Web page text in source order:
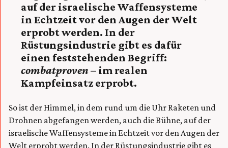
auf der israelische Waffensysteme
in Echtzeit vor den Augen der Welt
erprobt werden. In der
Rüstungsindustrie gibt es dafür
einen feststehenden Begriff:
combatproven – im realen
Kampfeinsatz erprobt.
So ist der Himmel, in dem rund um die Uhr Raketen und
Drohnen abgefangen werden, auch die Bühne, auf der
israelische Waffensysteme in Echtzeit vor den Augen der
Welt erprobt werden. In der Rüstungsindustrie gibt es